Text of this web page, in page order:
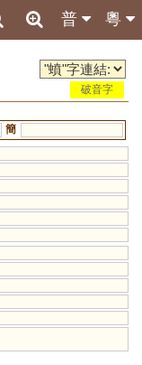
粵
普
破音字
簡